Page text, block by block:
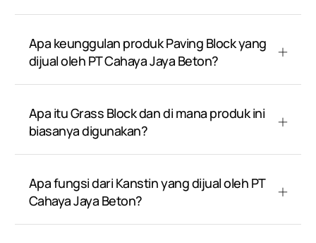
Apa keunggulan produk Paving Block yang
dijual oleh PT Cahaya Jaya Beton?
Apa itu Grass Block dan di mana produk ini
biasanya digunakan?
Apa fungsi dari Kanstin yang dijual oleh PT
Cahaya Jaya Beton?